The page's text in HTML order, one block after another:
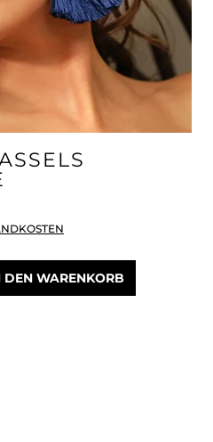
den gewünschten
DEN WARENKORB